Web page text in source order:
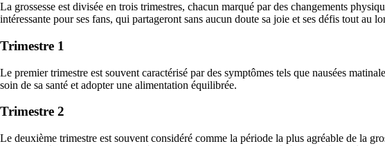
La grossesse est divisée en trois trimestres, chacun marqué par des changements
intéressante pour ses fans, qui partageront sans aucun doute sa joie et ses défis tout au
Trimestre 1
Le premier trimestre est souvent caractérisé par des symptômes tels que nausées
soin de sa santé et adopter une alimentation équilibrée.
Trimestre 2
Le deuxième trimestre est souvent considéré comme la période la plus agréable de la